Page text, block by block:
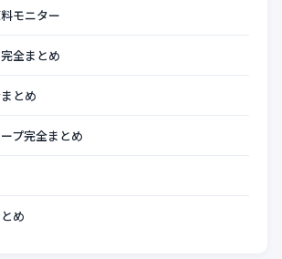
モニター
全まとめ
とめ
プ完全まとめ
め